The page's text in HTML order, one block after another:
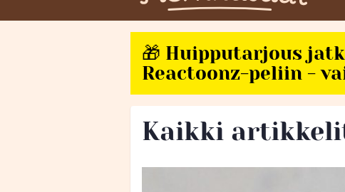
🎁 Huipputarjous
Reactoonz-peliin -
Kaikki